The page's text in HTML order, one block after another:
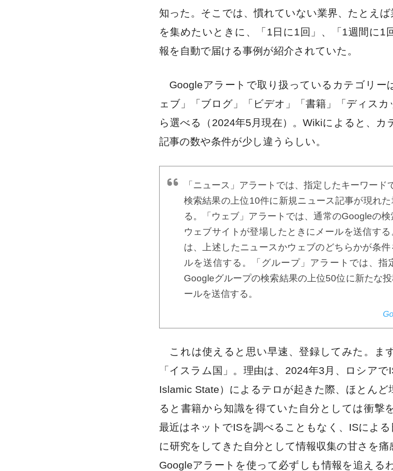
知った。そこでは、慣れていない業界、たとえば
を集めたいときに、「1日に1回」、「1週間に1
報を自動で届ける事例が紹介されていた。
Googleアラートで取り扱っているカテゴリー
ェブ」「ブログ」「ビデオ」「書籍」「ディス
ら選べる（2024年5月現在）。Wikiによると、カ
記事の数や条件が少し違うらしい。
「ニュース」アラートでは、指定したキーワー
検索結果の上位10件に新規ニュース記事が現れ
る。「ウェブ」アラートでは、通常のGoogleの
ウェブサイトが登場したときにメールを送信す
は、上述したニュースかウェブのどちらかが条
ルを送信する。「グループ」アラートでは、指
Googleグループの検索結果の上位50位に新たな
ールを送信する。
これは使えると思い早速、登録してみた。ま
「イスラム国」。理由は、2024年3月、ロシア
Islamic State）によるテロが起きた際、ほとんど
ると書籍から知識を得ていた自分としては衝撃
最近はネットでISを調べることもなく、ISによる
に研究をしてきた自分として情報収集の甘さを痛
Googleアラートを使って必ずしも情報を追える